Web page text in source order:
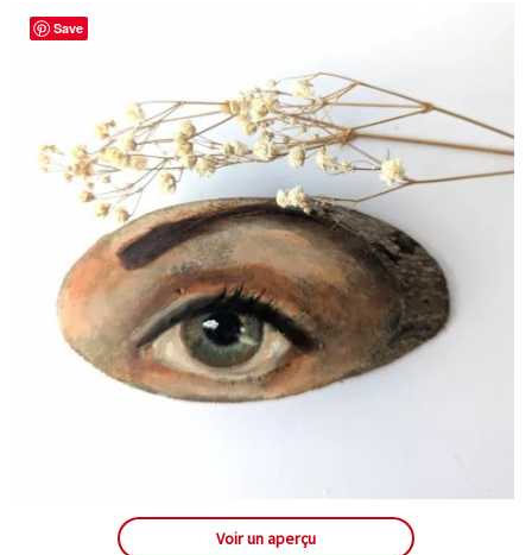
Save
Voir un aperçu